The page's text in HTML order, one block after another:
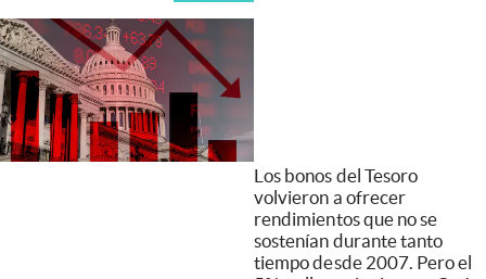
Los bonos del Tesoro
volvieron a ofrecer
rendimientos que no se
sostenían durante tanto
tiempo desde 2007. Pero el